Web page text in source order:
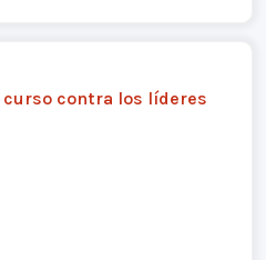
curso contra los líderes